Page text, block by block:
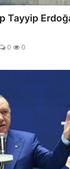
Tayyip
0 0